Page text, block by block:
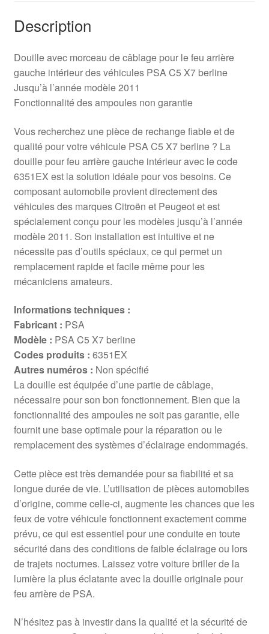
Description
Douille avec morceau de câblage pour le feu arrière
gauche intérieur des véhicules PSA C5 X7 berline
Jusqu’à l’année modèle 2011
Fonctionnalité des ampoules non garantie
Vous recherchez une pièce de rechange fiable et de
qualité pour votre véhicule PSA C5 X7 berline ? La
douille pour feu arrière gauche intérieur avec le code
6351EX est la solution idéale pour vos besoins. Ce
composant automobile provient directement des
véhicules des marques Citroën et Peugeot et est
spécialement conçu pour les modèles jusqu’à l’année
modèle 2011. Son installation est intuitive et ne
nécessite pas d’outils spéciaux, ce qui permet un
remplacement rapide et facile même pour les
mécaniciens amateurs.
Informations techniques :
Fabricant : PSA
Modèle : PSA C5 X7 berline
Codes produits : 6351EX
Autres numéros : Non spécifié
La douille est équipée d’une partie de câblage,
nécessaire pour son bon fonctionnement. Bien que la
fonctionnalité des ampoules ne soit pas garantie, elle
fournit une base optimale pour la réparation ou le
remplacement des systèmes d’éclairage endommagés.
Cette pièce est très demandée pour sa fiabilité et sa
longue durée de vie. L’utilisation de pièces automobiles
d’origine, comme celle-ci, augmente les chances que les
feux de votre véhicule fonctionnent exactement comme
prévu, ce qui est essentiel pour une conduite en toute
sécurité dans des conditions de faible éclairage ou lors
de trajets nocturnes. Laissez votre voiture briller de la
lumière la plus éclatante avec la douille originale pour
feu arrière de PSA.
N’hésitez pas à investir dans la qualité et la sécurité de